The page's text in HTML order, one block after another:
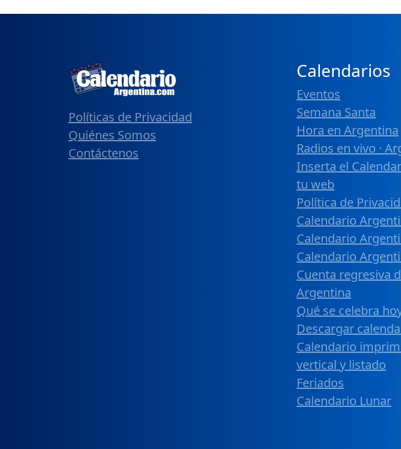
Políticas de Privacidad
Quiénes Somos
Contáctenos
Calendarios
Eventos
Semana Santa
Hora en Argentina
Radios en vivo ·
Inserta el
tu web
Política de
Calendario
Calendario
Calendario
Cuenta regresiva
Argentina
Qué se celebra
Descargar
Calendario
vertical y listado
Feriados
Calendario Lunar